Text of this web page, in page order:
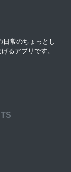
日常のちょっとし
るアプリです。